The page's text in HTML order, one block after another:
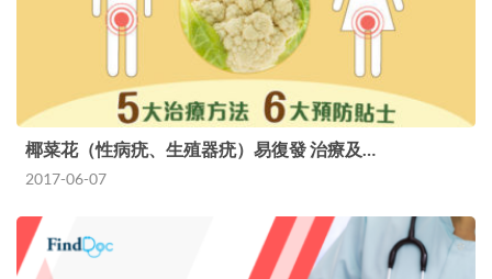
椰菜花（性病疣、生殖器疣）易復發 治療及…
2017-06-07